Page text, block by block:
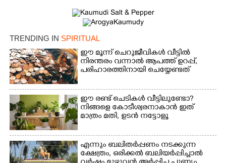
TRENDING IN SPIRITUAL
ഈ മൂന്ന് ചെറുജീവികൾ വീട്ടിൽ
നിരന്തരം വന്നാൽ ആപത്ത് ഉറപ്പ്,​
പരിഹാരത്തിനായി ചെയ്യേണ്ടത്
ഈ രണ്ട് ചെടികൾ വീട്ടിലുണ്ടോ?​
നിങ്ങളെ കോടീശ്വരനാകാൻ ഇത്
മാത്രം മതി,​ ഉടൻ നട്ടോളൂ
എന്നും ബലിതർപ്പണം നടക്കുന്ന
ക്ഷേത്രം,​ ഒരിക്കൽ ബലിയർപ്പിച്ചാൽ